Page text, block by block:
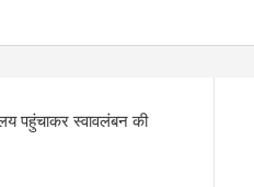
पहुंचाकर स्वावलंबन की